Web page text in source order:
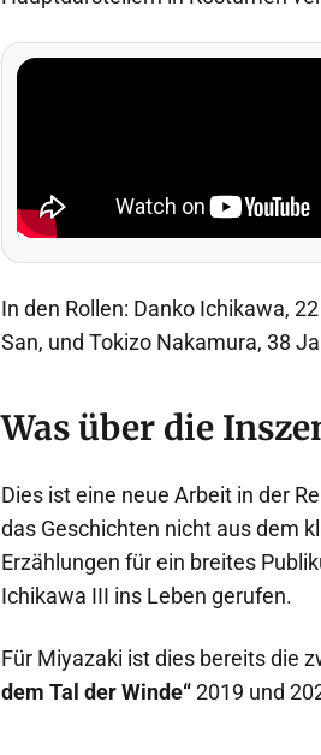
In den Rollen: Danko Ichikawa,
San, und Tokizo Nakamura, 38
Was über die
Dies ist eine neue Arbeit in der
das Geschichten nicht aus dem
Erzählungen für ein breites
Ichikawa III ins Leben gerufen.
Für Miyazaki ist dies bereits die
dem Tal der Winde“2019 und